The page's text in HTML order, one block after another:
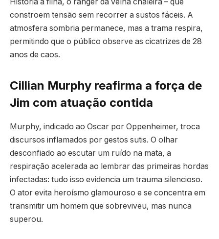
constroem tensão sem recorrer a sustos fáceis. A
atmosfera sombria permanece, mas a trama respira,
permitindo que o público observe as cicatrizes de 28
anos de caos.
Cillian Murphy reafirma a força de
Jim com atuação contida
Murphy, indicado ao Oscar por Oppenheimer, troca
discursos inflamados por gestos sutis. O olhar
desconfiado ao escutar um ruído na mata, a
respiração acelerada ao lembrar das primeiras hordas
infectadas: tudo isso evidencia um trauma silencioso.
O ator evita heroísmo glamouroso e se concentra em
transmitir um homem que sobreviveu, mas nunca
superou.